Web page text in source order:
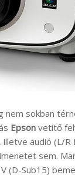
nem sokban
Epson vetítő
audió (L/R
sem.
(D-Sub15)